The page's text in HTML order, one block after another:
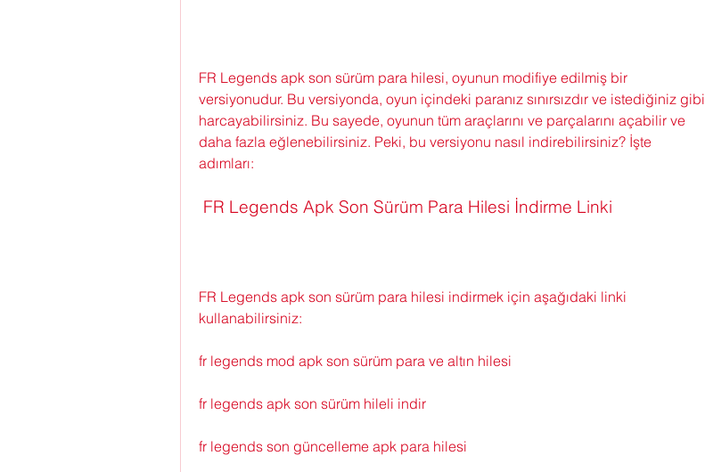
FR Legends apk son sürüm para hilesi, oyunun modifiye edilmiş bir
versiyonudur. Bu versiyonda, oyun içindeki paranız sınırsızdır ve istediğiniz gibi
harcayabilirsiniz. Bu sayede, oyunun tüm araçlarını ve parçalarını açabilir ve
daha fazla eğlenebilirsiniz. Peki, bu versiyonu nasıl indirebilirsiniz? İşte
adımları:
FR Legends Apk Son Sürüm Para Hilesi İndirme Linki
FR Legends apk son sürüm para hilesi indirmek için aşağıdaki linki
kullanabilirsiniz:
fr legends mod apk son sürüm para ve altın hilesi
fr legends apk son sürüm hileli indir
fr legends son güncelleme apk para hilesi